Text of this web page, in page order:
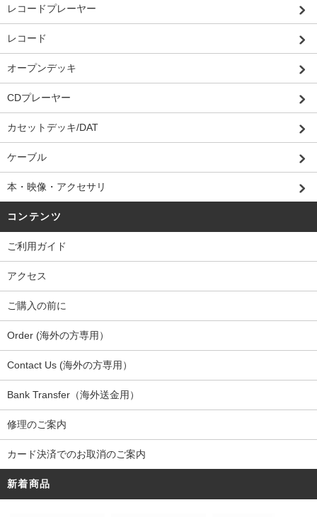
レコードプレーヤー
レコード
オープンデッキ
CDプレーヤー
カセットデッキ/DAT
ケーブル
本・映像・アクセサリ
コンテンツ
ご利用ガイド
アクセス
ご購入の前に
Order (海外の方専用）
Contact Us (海外の方専用）
Bank Transfer（海外送金用）
修理のご案内
カード決済でのお取消のご案内
新着商品